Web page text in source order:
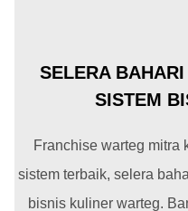
SELERA
SISTEM
Franchise warteg mitra
sistem terbaik, selera
bisnis kuliner warteg.